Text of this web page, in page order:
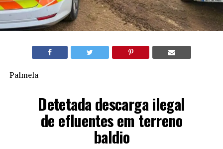
Palmela
Detetada descarga ilegal
de efluentes em terreno
baldio